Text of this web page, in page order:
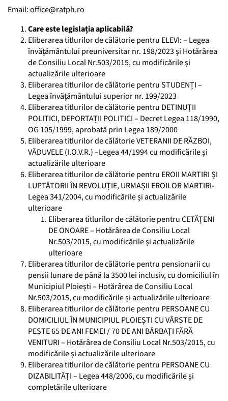
Email:office@ratph.ro
Care este legislația aplicabilă?
Eliberarea titlurilor de călătorie pentru ELEVI: – Legea
învăţământului preuniversitar nr. 198/2023 și Hotărârea
de Consiliu Local Nr.503/2015, cu modificările și
actualizările ulterioare
Eliberarea titlurilor de călătorie pentru STUDENȚI –
Legea învățământului superior nr. 199/2023
Eliberarea titlurilor de călătorie pentru DETINUȚII
POLITICI, DEPORTAȚII POLITICI – Decret Legea 118/1990,
OG 105/1999, aprobată prin Legea 189/2000
Eliberarea titlurilor de călătorie VETERANII DE RĂZBOI,
VĂDUVELE (I.O.V.R.) –Legea 44/1994 cu modificările și
actualizările ulterioare
Eliberarea titlurilor de călătorie pentru EROII MARTIRI ȘI
LUPTĂTORII ÎN REVOLUȚIE, URMAȘII EROILOR MARTIRI-
Legea 341/2004, cu modificările și actualizările
ulterioare
Eliberarea titlurilor de călătorie pentru CETĂȚENI
DE ONOARE – Hotărârea de Consiliu Local
Nr.503/2015, cu modificările și actualizările
ulterioare
Eliberarea titlurilor de călătorie pentru pensionarii cu
pensii lunare de până la 3500 lei inclusiv, cu domiciliul în
Municipiul Ploiești – Hotărârea de Consiliu Local
Nr.503/2015, cu modificările și actualizările ulterioare
Eliberarea titlurilor de călătorie pentru PERSOANE CU
DOMICILIUL ÎN MUNICIPIUL PLOIEȘTI CU VÂRSTE DE
PESTE 65 DE ANI FEMEI / 70 DE ANI BĂRBAȚI FĂRĂ
VENITURI – Hotărârea de Consiliu Local Nr.503/2015, cu
modificările și actualizările ulterioare
Eliberarea titlurilor de călătorie pentru PERSOANE CU
DIZABILITĂȚI – Legea 448/2006, cu modificările și
completările ulterioare